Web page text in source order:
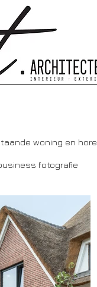
woning en
fotografie